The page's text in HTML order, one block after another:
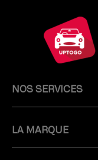
NOS SERVICES
LA MARQUE